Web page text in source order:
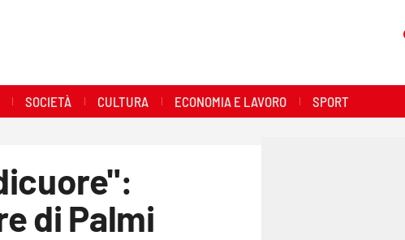
SOCIETÀ CULTURA ECONOMIA E LAVORO SPORT
di Palmi